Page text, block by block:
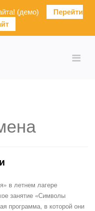
(демо)
Перейти
в летнем лагере
занятие «Символы
программа, в которой они